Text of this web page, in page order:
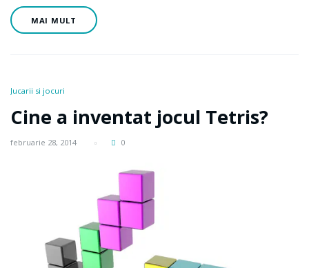
MAI MULT
Jucarii si jocuri
Cine a inventat jocul Tetris?
februarie 28, 2014 0